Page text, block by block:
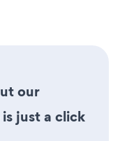
our
just a click